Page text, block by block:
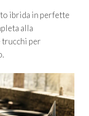
ibrida in perfette
alla
trucchi per